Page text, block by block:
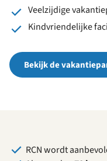
Veelzijdige
Kindvriendelijke
Bekijk de
RCN wordt